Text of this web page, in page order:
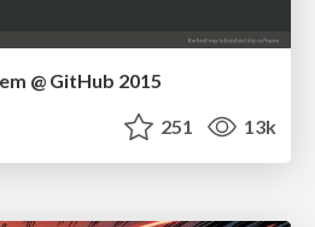
@ GitHub 2015
251 13k